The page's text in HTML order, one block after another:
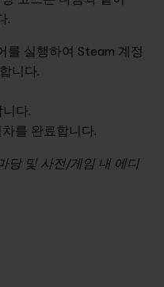
.
를 실행하여 Steam 계정
니다.
다.
를 완료합니다.
당 및 사전/게임 내 에디